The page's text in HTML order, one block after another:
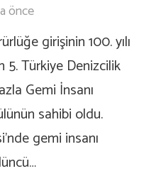
önce
girişinin 100. yılı
5. Türkiye Denizcilik
Gemi İnsanı
sahibi oldu.
gemi insanı